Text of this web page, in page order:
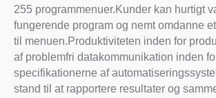
255 programmenuer.Kunder kan hurtigt
fungerende program og nemt omdanne
til menuen.Produktiviteten inden for
af problemfri datakommunikation inden
specifikationerne af
stand til at rapportere resultater og